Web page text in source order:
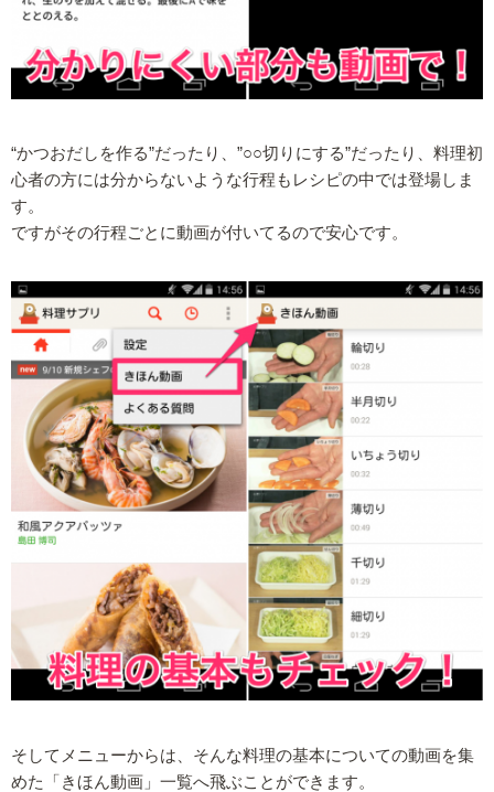
“かつおだしを作る”だったり、”○○切りにする”だったり、料理初
心者の方には分からないような行程もレシピの中では登場しま
す。
ですがその行程ごとに動画が付いてるので安心です。
そしてメニューからは、そんな料理の基本についての動画を集
めた「きほん動画」一覧へ飛ぶことができます。